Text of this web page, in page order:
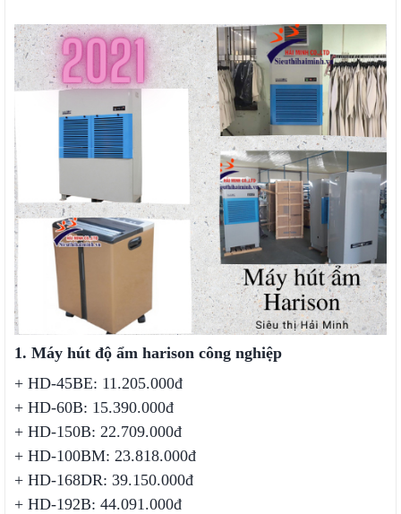
1. Máy hút độ ẩm harison công nghiệp
+ HD-45BE: 11.205.000đ
+ HD-60B: 15.390.000đ
+ HD-150B: 22.709.000đ
+ HD-100BM: 23.818.000đ
+ HD-168DR: 39.150.000đ
+ HD-192B: 44.091.000đ